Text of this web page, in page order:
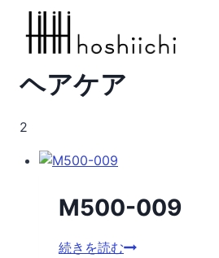
ヘアケア
2
M500-009
続きを読むM500-